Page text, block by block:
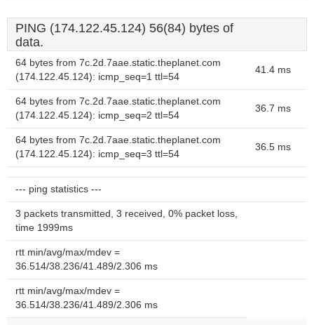
PING (174.122.45.124) 56(84) bytes of
data.
64 bytes from 7c.2d.7aae.static.theplanet.com
(174.122.45.124): icmp_seq=1 ttl=54
41.4 ms
64 bytes from 7c.2d.7aae.static.theplanet.com
(174.122.45.124): icmp_seq=2 ttl=54
36.7 ms
64 bytes from 7c.2d.7aae.static.theplanet.com
(174.122.45.124): icmp_seq=3 ttl=54
36.5 ms
--- ping statistics ---
3 packets transmitted, 3 received, 0% packet loss,
time 1999ms
rtt min/avg/max/mdev =
36.514/38.236/41.489/2.306 ms
rtt min/avg/max/mdev =
36.514/38.236/41.489/2.306 ms